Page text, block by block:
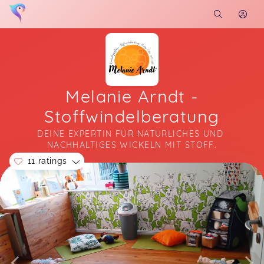
Melanie Arndt -
Stoffwindelberatung
DEINE EXPERTIN FÜR NATÜRLICHES UND
NACHHALTIGES WICKELN MIT STOFF.
Soon you will learn more about me here...
11 ratings
Stoffwindel-Workshops Satrup/Mittelangeln
Johanna,Jul 12
🩷-lichen Dank für den tollen Input. Das war
bereits mein zweiter Workshop zum Thema